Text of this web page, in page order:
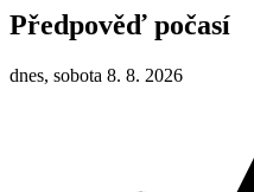
Předpověď počasí
dnes, sobota 8. 8. 2026